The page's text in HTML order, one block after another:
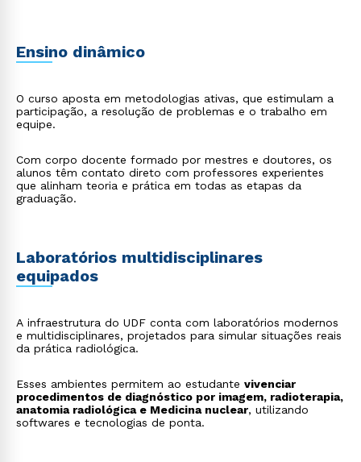
Ensino dinâmico
O curso aposta em metodologias ativas, que estimulam a
participação, a resolução de problemas e o trabalho em
equipe.
Com corpo docente formado por mestres e doutores, os
alunos têm contato direto com professores experientes
que alinham teoria e prática em todas as etapas da
graduação.
Laboratórios multidisciplinares
equipados
A infraestrutura do UDF conta com laboratórios modernos
e multidisciplinares, projetados para simular situações reais
da prática radiológica.
Esses ambientes permitem ao estudante vivenciar
procedimentos de diagnóstico por imagem, radioterapia,
anatomia radiológica e Medicina nuclear, utilizando
softwares e tecnologias de ponta.